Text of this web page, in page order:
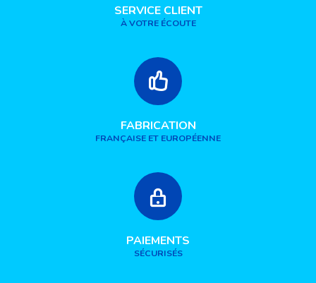
SERVICE CLIENT
À VOTRE ÉCOUTE
FABRICATION
FRANÇAISE ET EUROPÉENNE
PAIEMENTS
SÉCURISÉS